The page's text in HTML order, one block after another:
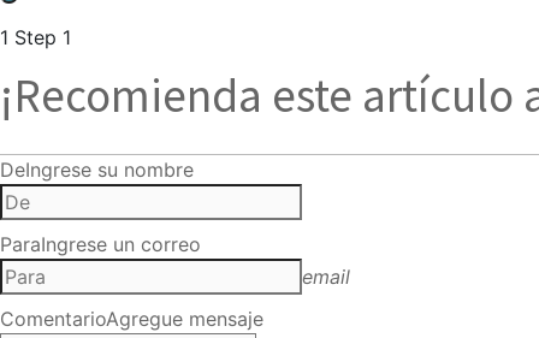
1 Step 1
¡Recomienda este artículo
DeIngrese su nombre
ParaIngrese un correo
email
ComentarioAgregue mensaje